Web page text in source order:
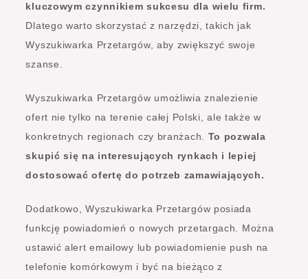
kluczowym czynnikiem sukcesu dla wielu firm.
Dlatego warto skorzystać z narzędzi, takich jak
Wyszukiwarka Przetargów, aby zwiększyć swoje
szanse.
Wyszukiwarka Przetargów umożliwia znalezienie
ofert nie tylko na terenie całej Polski, ale także w
konkretnych regionach czy branżach. To pozwala
skupić się na interesujących rynkach i lepiej
dostosować ofertę do potrzeb zamawiających.
Dodatkowo, Wyszukiwarka Przetargów posiada
funkcję powiadomień o nowych przetargach. Można
ustawić alert emailowy lub powiadomienie push na
telefonie komórkowym i być na bieżąco z